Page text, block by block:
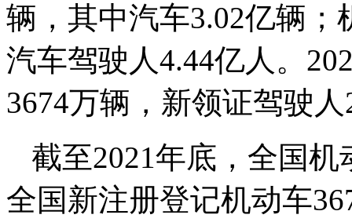
辆，其中汽车3.02亿辆；
汽车驾驶人4.44亿人。
3674万辆，新领证驾驶
截至2021年底，全国
全国新注册登记机动车